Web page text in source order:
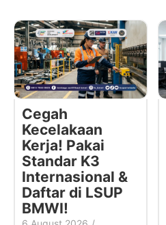
Cegah
Kecelakaan
Kerja! Pakai
Standar K3
Internasional &
Daftar di LSUP
BMWI!